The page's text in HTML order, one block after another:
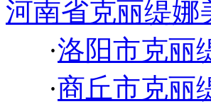
河南省克丽缇娜
·洛阳市克丽
·商丘市克丽